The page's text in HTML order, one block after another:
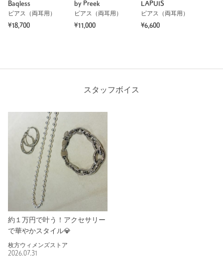
Baqless
ピアス（両耳用）
¥18,700
by Preek
ピアス（両耳用）
¥11,000
LAPUIS
ピアス（両耳用）
¥6,600
スタッフボイス
約１万円で叶う！アクセサリー
で華やかスタイル💎
枚方ウィメンズストア
2026.07.31